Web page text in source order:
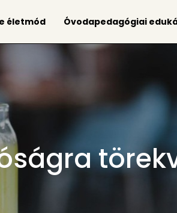
életmód Óvodapedagógiai